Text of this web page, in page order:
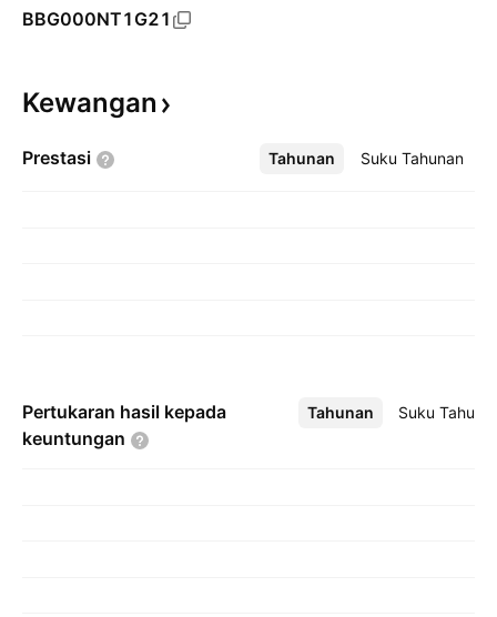
BBG000NT1G21
Kewangan
Prestasi Tahunan Suku Tahunan
Lebih
Pertukaran hasil kepada
keuntungan
Tahunan Suku
Lebih